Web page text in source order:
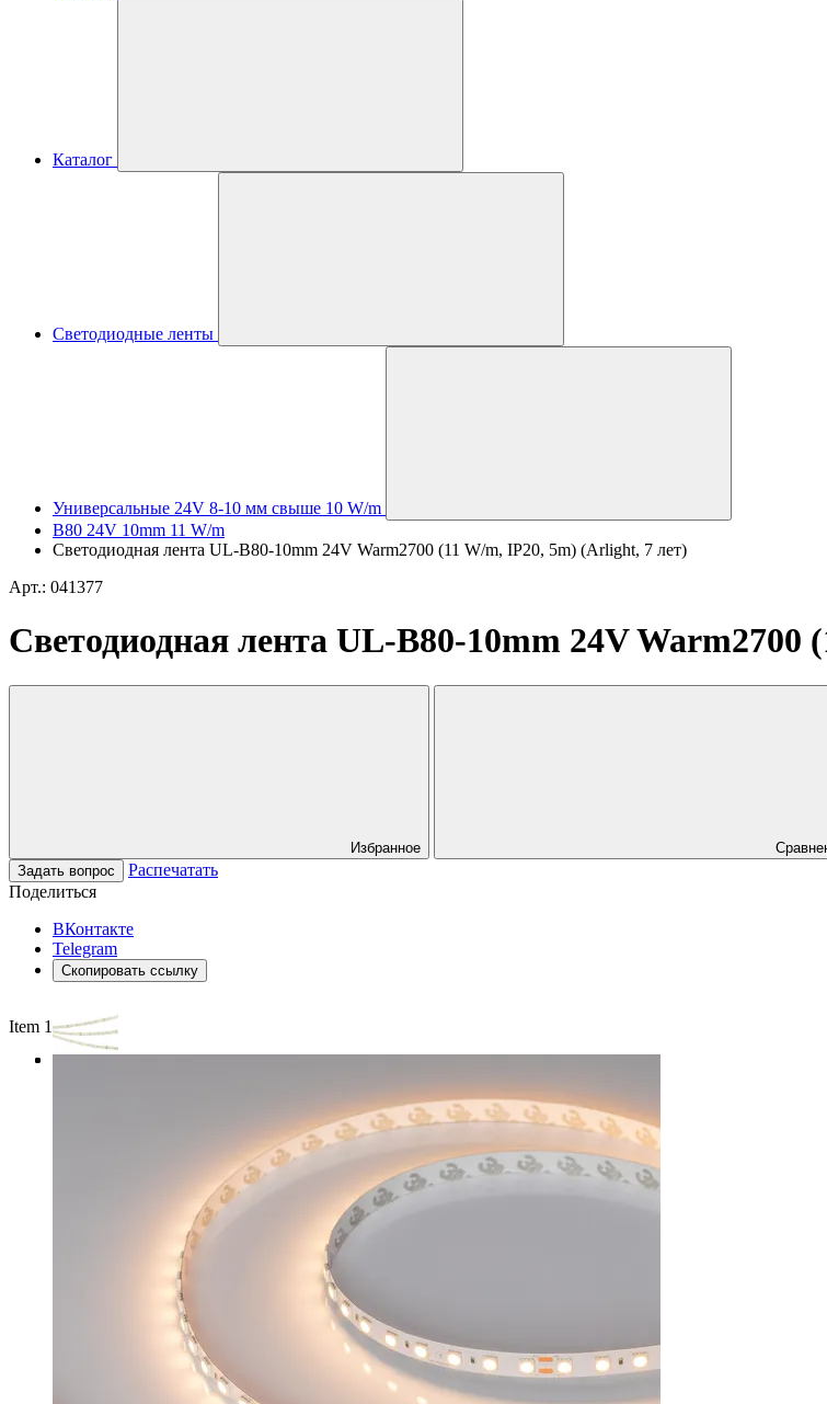
Каталог
Светодиодные ленты
Универсальные 24V 8-10 мм свыше 10 W/m
B80 24V 10mm 11 W/m
Светодиодная лента UL-B80-10mm 24V Warm2700 (11 W/m, IP20, 5m) (Arlight, 7 лет)
Арт.: 041377
Светодиодная лента UL-B80-10mm 24V
Избранное
Задать вопрос
Распечатать
Поделиться
ВКонтакте
Telegram
Скопировать ссылку
Item 1 of 3